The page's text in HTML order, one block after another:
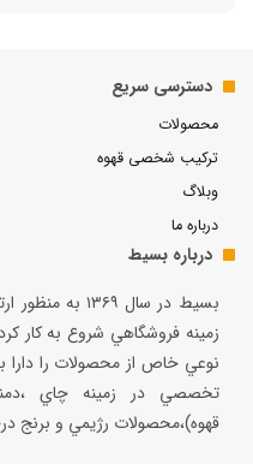
دسترسی سریع
محصولات
ترکیب شخصی قهوه
وبلاگ
درباره ما
درباره بسیط
بسيط در سال
زمينه فروشگاهي شروع به كار
نوعي خاص از محصولات را دارا
تخصصي در زمينه چاي
قهوه)،محصولات رژيمي و برنج